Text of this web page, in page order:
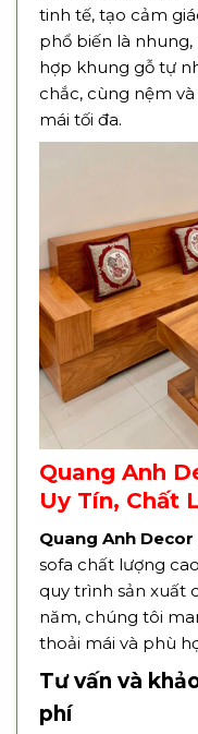
tinh tế, tạo cảm
phổ biến là
hợp khung gỗ tự
chắc, cùng nệm
mái tối đa.
Quang Anh
Uy Tín, Chất
Quang Anh Decor
sofa chất lượng
quy trình sản xuất
năm, chúng tôi
thoải mái và phù
Tư vấn và
phí